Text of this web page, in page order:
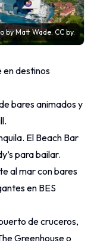
by Matt Wade. CC by.
en destinos
bares animados y
El Beach Bar
para bailar.
al mar con bares
en BES
de cruceros,
Greenhouse o